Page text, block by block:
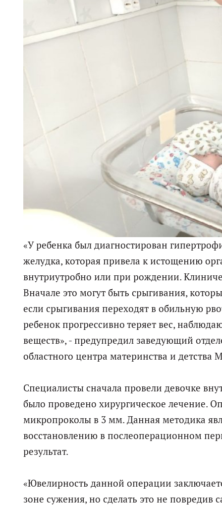
«У ребенка был диагностирован
желудка, которая привела к истощению
внутриутробно или при рождении.
Вначале это могут быть срыгивания,
если срыгивания переходят в обильную
ребенок прогрессивно теряет вес,
веществ», - предупредил заведующий
областного центра материнства и детства
Специалисты сначала провели девочке
было проведено хирургическое лечение.
микропроколы в 3 мм. Данная методика
восстановлению в послеоперационном
результат.
«Ювелирность данной операции
зоне сужения, но сделать это не